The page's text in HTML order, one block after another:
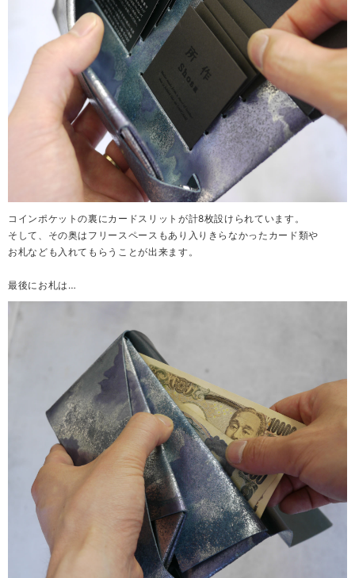
コインポケットの裏にカードスリットが計8枚設けられています。
そして、その奥はフリースペースもあり入りきらなかったカード類や
お札なども入れてもらうことが出来ます。
最後にお札は…